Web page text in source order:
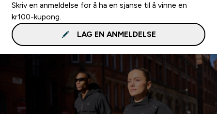
Skriv en anmeldelse for å ha en sjanse til å vinne en
kr100-kupong.
LAG EN ANMELDELSE